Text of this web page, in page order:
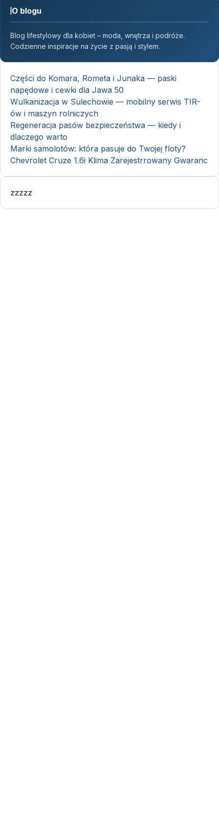
O blogu
Blog lifestylowy dla kobiet – moda, wnętrza i podróże.
Codzienne inspiracje na życie z pasją i stylem.
Części do Komara, Rometa i Junaka — paski
napędowe i cewki dla Jawa 50
Wulkanizacja w Sulechowie — mobilny serwis TIR-
ów i maszyn rolniczych
Regeneracja pasów bezpieczeństwa — kiedy i
dlaczego warto
Marki samolotów: która pasuje do Twojej floty?
Chevrolet Cruze 1.6i Klima Zarejestrrowany Gwaranc
zzzzz